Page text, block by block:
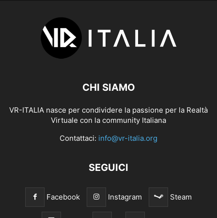
CHI SIAMO
VR-ITALIA nasce per condividere la passione per la Realtà
Virtuale con la community Italiana
Contattaci: info@vr-italia.org
SEGUICI
Facebook Instagram Steam